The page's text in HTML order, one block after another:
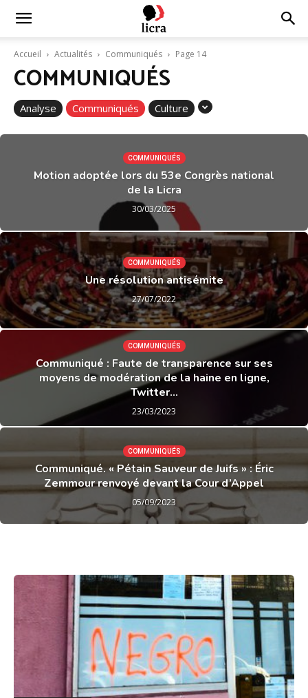
Licra
Antiraciste
1927
Accueil Actualités Communiqués Page 14
COMMUNIQUÉS
Analyse Communiqués Culture
COMMUNIQUÉS
Motion adoptée lors du 53e Congrès national
de la Licra
30/03/2025
COMMUNIQUÉS
Une résolution antisémite
27/07/2022
COMMUNIQUÉS
Communiqué : Faute de transparence sur ses
moyens de modération de la haine en ligne,
Twitter...
23/03/2023
COMMUNIQUÉS
Communiqué. « Pétain Sauveur de Juifs » : Éric
Zemmour renvoyé devant la Cour d’Appel
05/09/2023